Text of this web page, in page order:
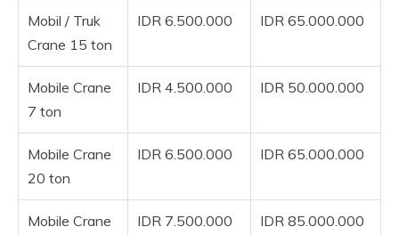
Mobil / Truk
Crane 15 ton
IDR 6.500.000 IDR 65.000.000
Mobile Crane
7 ton
IDR 4.500.000 IDR 50.000.000
Mobile Crane
20 ton
IDR 6.500.000 IDR 65.000.000
Mobile Crane
IDR 7.500.000 IDR 85.000.000